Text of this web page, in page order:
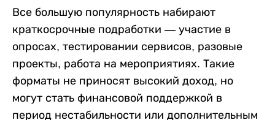
Все большую популярность набирают
краткосрочные подработки — участие в
опросах, тестировании сервисов, разовые
проекты, работа на мероприятиях. Такие
форматы не приносят высокий доход, но
могут стать финансовой поддержкой в
период нестабильности или дополнительным